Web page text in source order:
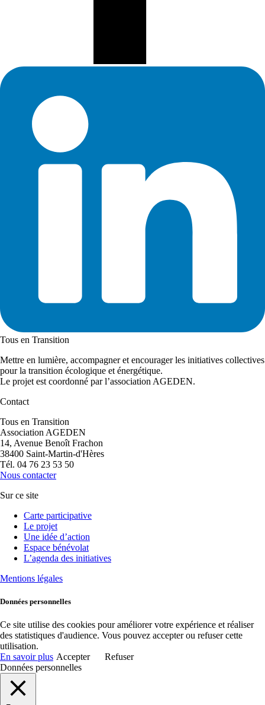
Tous en Transition
Mettre en lumière, accompagner et encourager les initiatives collectives
pour la transition écologique et énergétique.
Le projet est coordonné par l’association AGEDEN.
Contact
Tous en Transition
Association AGEDEN
14, Avenue Benoît Frachon
38400 Saint-Martin-d'Hères
Tél. 04 76 23 53 50
Nous contacter
Sur ce site
Carte participative
Le projet
Une idée d’action
Espace bénévolat
L’agenda des initiatives
Mentions légales
Données personnelles
Ce site utilise des cookies pour améliorer votre expérience et réaliser
des statistiques d'audience. Vous pouvez accepter ou refuser cette
utilisation.
En savoir plus Accepter
Refuser
Données personnelles